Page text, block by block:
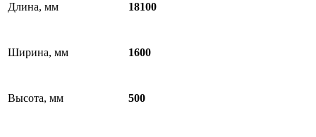
Длина, мм 18100
Ширина, мм 1600
Высота, мм 500